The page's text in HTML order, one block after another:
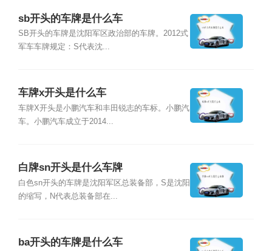
sb开头的车牌是什么车
SB开头的车牌是沈阳军区政治部的车牌。2012式
军车车牌规定：S代表沈...
车牌x开头是什么车
车牌X开头是小鹏汽车和丰田锐志的车标。小鹏汽
车。小鹏汽车成立于2014...
白牌sn开头是什么车牌
白色sn开头的车牌是沈阳军区总装备部，S是沈阳
的缩写，N代表总装备部在...
ba开头的车牌是什么车